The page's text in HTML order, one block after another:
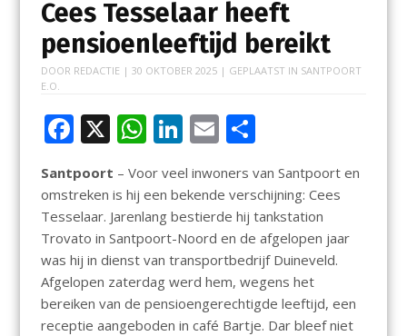
Cees Tesselaar heeft
pensioenleeftijd bereikt
DOOR REDACTIE | 30 OKTOBER 2025| GEPLAATST IN SANTPOORT
E.O.
F
e
b
o
o
k
X W
at
s
A
p
p
Li
n
k
e
dI
n
E
ai
l
D
e
n
Santpoort – Voor veel inwoners van Santpoort en
omstreken is hij een bekende verschijning: Cees
Tesselaar. Jarenlang bestierde hij tankstation
Trovato in Santpoort-Noord en de afgelopen jaar
was hij in dienst van transportbedrijf Duineveld.
Afgelopen zaterdag werd hem, wegens het
bereiken van de pensioengerechtigde leeftijd, een
receptie aangeboden in café Bartje. Dar bleef niet